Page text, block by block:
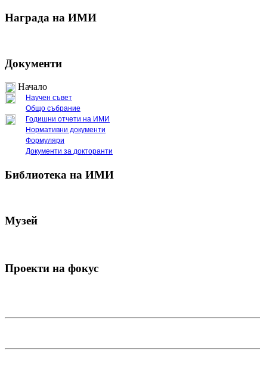
Награда на ИМИ
Документи
Начало
Научен съвет
Общо събрание
Годишни отчети на ИМИ
Нормативни документи
Формуляри
Документи за докторанти
Библиотека на ИМИ
Музей
Проекти на фокус